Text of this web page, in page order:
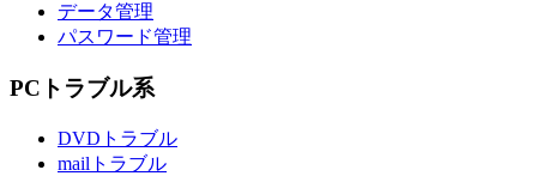
データ管理
パスワード管理
PCトラブル系
DVDトラブル
mailトラブル